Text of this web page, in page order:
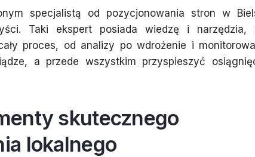
specjalistą od pozycjonowania stron w
Taki ekspert posiada wiedzę i narzędzia,
proces, od analizy po wdrożenie i
a przede wszystkim przyspieszyć
skutecznego
lokalnego